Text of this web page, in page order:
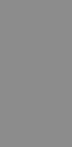
и е
който стои